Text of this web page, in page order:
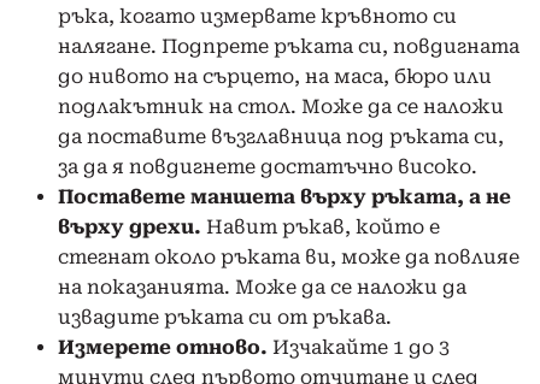
ръка, когато измервате кръвното си
налягане. Подпрете ръката си, повдигната
до нивото на сърцето, на маса, бюро или
подлакътник на стол. Може да се наложи
да поставите възглавница под ръката си,
за да я повдигнете достатъчно високо.
Поставете маншета върху ръката, а не
върху дрехи. Навит ръкав, който е
стегнат около ръката ви, може да повлияе
на показанията. Може да се наложи да
извадите ръката си от ръкава.
Измерете отново. Изчакайте 1 до 3
минути след първото отчитане и след